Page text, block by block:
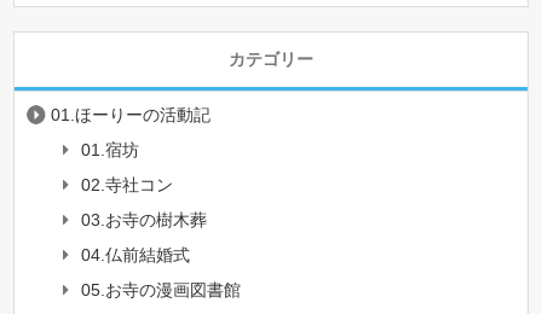
カテゴリー
01.ほーりーの活動記
01.宿坊
02.寺社コン
03.お寺の樹木葬
04.仏前結婚式
05.お寺の漫画図書館